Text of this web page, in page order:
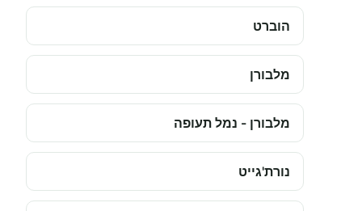
הוברט
מלבורן
מלבורן - נמל תעופה
נורת'גייט